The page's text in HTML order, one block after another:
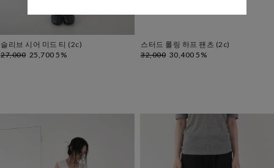
슬리브 시어 미드 티 (2c)
27,000 25,700 5%
스터드 롤링 하프 팬츠 (2c)
32,000 30,400 5%